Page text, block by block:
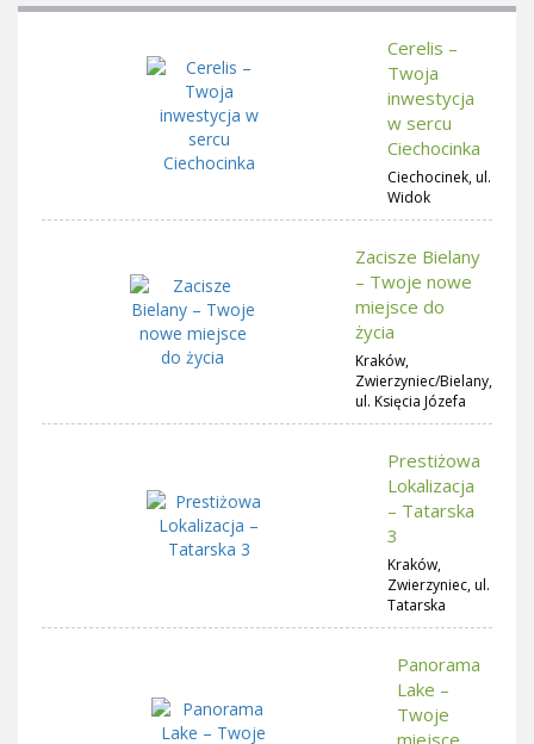
Cerelis –
Twoja
inwestycja
w sercu
Ciechocinka
Ciechocinek, ul.
Widok
Zacisze Bielany
– Twoje nowe
miejsce do
życia
Kraków,
Zwierzyniec/Bielany,
ul. Księcia Józefa
Prestiżowa
Lokalizacja
– Tatarska
3
Kraków,
Zwierzyniec, ul.
Tatarska
Panorama
Lake –
Twoje
miejsce